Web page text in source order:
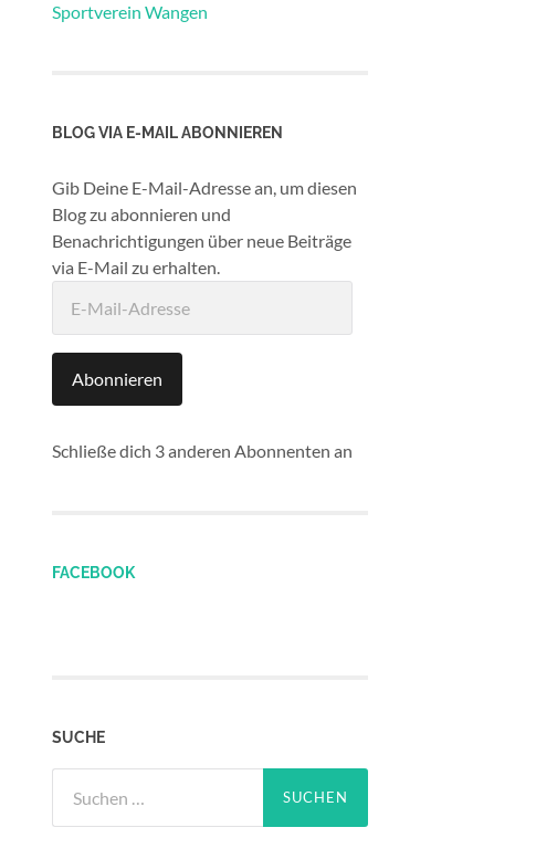
Sportverein Wangen
BLOG VIA E-MAIL ABONNIEREN
Gib Deine E-Mail-Adresse an, um diesen
Blog zu abonnieren und
Benachrichtigungen über neue Beiträge
via E-Mail zu erhalten.
Mail-
Abonnieren
Schließe dich 3 anderen Abonnenten an
FACEBOOK
SUCHE
nach: